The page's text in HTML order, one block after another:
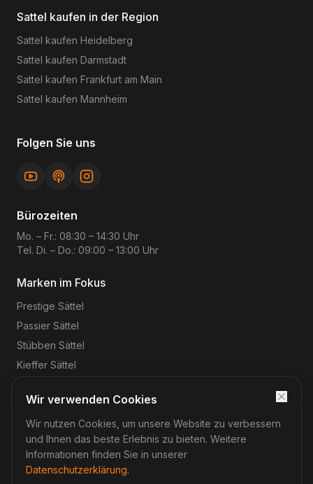
Sattel kaufen in der Region
Sattel kaufen Heidelberg
Sattel kaufen Darmstadt
Sattel kaufen Frankfurt am Main
Sattel kaufen Mannheim
Folgen Sie uns
Bürozeiten
Mo. – Fr.: 08:30 – 14:30 Uhr
Tel. Di. – Do.: 09:00 – 13:00 Uhr
Marken im Fokus
Prestige Sättel
Passier Sättel
Stübben Sättel
Kieffer Sättel
©2026 Reitsport-Rheinmain – Magnus Wehrheim. Alle
Rechte vorbehalten.
Impressum DatenschutzAGB
Wir verwenden Cookies
Wir nutzen Cookies, um unsere Website zu verbessern
und Ihnen das beste Erlebnis zu bieten. Weitere
Informationen finden Sie in unserer
Datenschutzerklärung.